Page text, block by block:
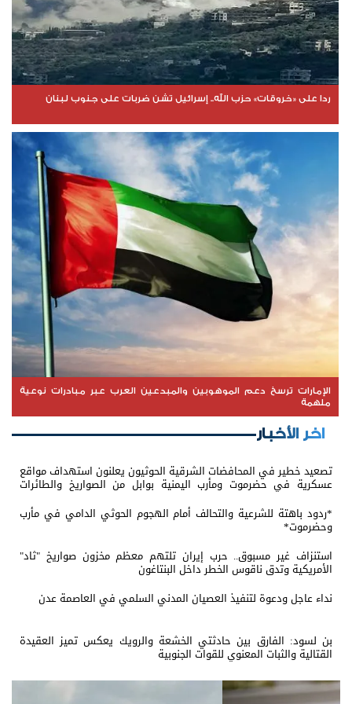
ردا على «خروقات» حزب الله.. إسرائيل تشن ضربات على جنوب لبنان
الإمارات ترسخ دعم الموهوبين والمبدعين العرب عبر مبادرات نوعية
ملهمة
اخر الأخبار
تصعيد خطير في المحافضات الشرقية الحوثيون يعلنون استهداف مواقع
عسكرية في حضرموت ومأرب اليمنية بوابل من الصواريخ والطائرات
*ردود باهتة للشرعية والتحالف أمام الهجوم الحوثي الدامي في مأرب
وحضرموت*
استنزاف غير مسبوق.. حرب إيران تلتهم معظم مخزون صواريخ "ثاد"
الأمريكية وتدق ناقوس الخطر داخل البنتاغون
نداء عاجل ودعوة لتنفيذ العصيان المدني السلمي في العاصمة عدن
بن لسود: الفارق بين حادثتي الخشعة والرويك يعكس تميز العقيدة
القتالية والثبات المعنوي للقوات الجنوبية